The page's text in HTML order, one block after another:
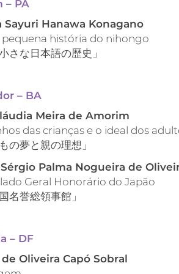
– PA
Sayuri Hanawa Konagano
pequena história do nihongo
さな日本語の歴史」
– BA
Meira de Amorim
das crianças e o ideal dos
の夢と親の理想」
Palma Nogueira de
Geral Honorário do Japão
名誉総領事館」
– DF
Oliveira Capó Sobral